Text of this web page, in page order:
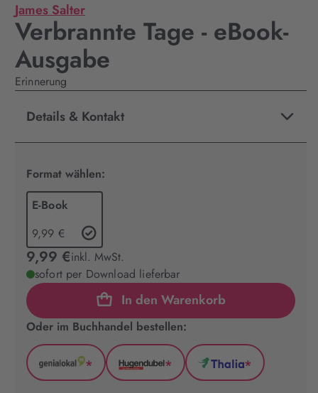
James Salter
Verbrannte Tage - eBook-
Ausgabe
Erinnerung
Details & Kontakt
Format wählen:
E-Book
9,99 €
9,99 €inkl. MwSt.
sofort per Download lieferbar
In den Warenkorb
Oder im Buchhandel bestellen:
GenialLokal
*
Hugendubel
*
Thalia
*